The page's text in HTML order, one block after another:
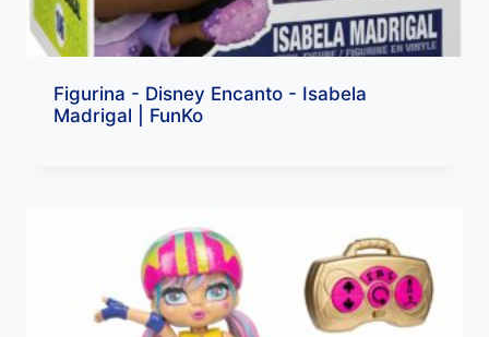
Figurina - Disney Encanto - Isabela
Madrigal | FunKo